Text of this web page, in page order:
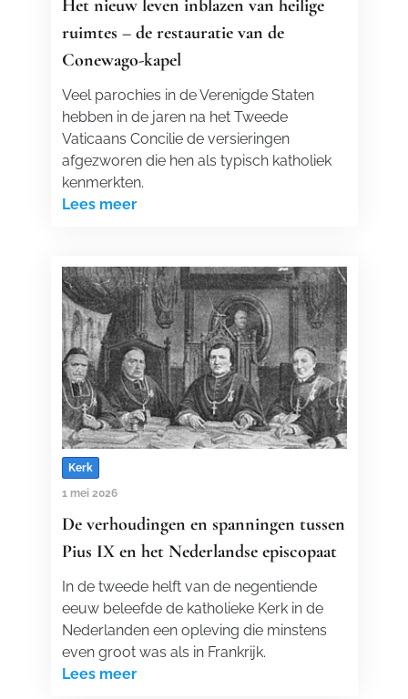
Het nieuw leven inblazen van heilige
ruimtes – de restauratie van de
Conewago-kapel
Veel parochies in de Verenigde Staten
hebben in de jaren na het Tweede
Vaticaans Concilie de versieringen
afgezworen die hen als typisch katholiek
kenmerkten.
Lees meer
Kerk
1 mei 2026
De verhoudingen en spanningen tussen
Pius IX en het Nederlandse episcopaat
In de tweede helft van de negentiende
eeuw beleefde de katholieke Kerk in de
Nederlanden een opleving die minstens
even groot was als in Frankrijk.
Lees meer